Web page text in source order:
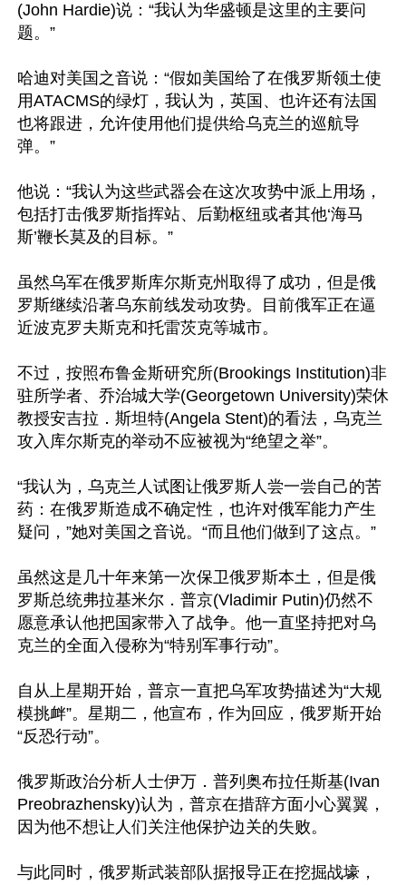
(John Hardie)说：“我认为华盛顿是这里的主要问
题。”
哈迪对美国之音说：“假如美国给了在俄罗斯领土使
用ATACMS的绿灯，我认为，英国、也许还有法国
也将跟进，允许使用他们提供给乌克兰的巡航导
弹。”
他说：“我认为这些武器会在这次攻势中派上用场，
包括打击俄罗斯指挥站、后勤枢纽或者其他‘海马
斯’鞭长莫及的目标。”
虽然乌军在俄罗斯库尔斯克州取得了成功，但是俄
罗斯继续沿著乌东前线发动攻势。目前俄军正在逼
近波克罗夫斯克和托雷茨克等城市。
不过，按照布鲁金斯研究所(Brookings Institution)非
驻所学者、乔治城大学(Georgetown University)荣休
教授安吉拉．斯坦特(Angela Stent)的看法，乌克兰
攻入库尔斯克的举动不应被视为“绝望之举”。
“我认为，乌克兰人试图让俄罗斯人尝一尝自己的苦
药：在俄罗斯造成不确定性，也许对俄军能力产生
疑问，”她对美国之音说。“而且他们做到了这点。”
虽然这是几十年来第一次保卫俄罗斯本土，但是俄
罗斯总统弗拉基米尔．普京(Vladimir Putin)仍然不
愿意承认他把国家带入了战争。他一直坚持把对乌
克兰的全面入侵称为“特别军事行动”。
自从上星期开始，普京一直把乌军攻势描述为“大规
模挑衅”。星期二，他宣布，作为回应，俄罗斯开始
“反恐行动”。
俄罗斯政治分析人士伊万．普列奥布拉任斯基(Ivan
Preobrazhensky)认为，普京在措辞方面小心翼翼，
因为他不想让人们关注他保护边关的失败。
与此同时，俄罗斯武装部队据报导正在挖掘战壕，